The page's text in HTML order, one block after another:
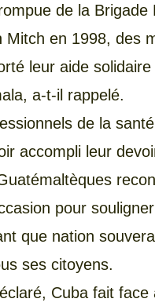
de la
Mitch en 1998, des
leur aide
a-t-il rappelé.
de la
accompli leur
pour
que nation
ses citoyens.
Cuba fait